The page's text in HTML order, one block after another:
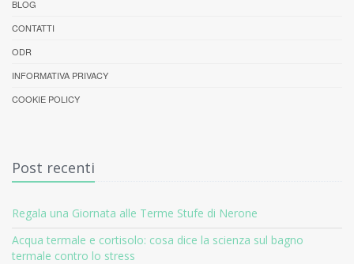
BLOG
CONTATTI
ODR
INFORMATIVA PRIVACY
COOKIE POLICY
Post recenti
Regala una Giornata alle Terme Stufe di Nerone
Acqua termale e cortisolo: cosa dice la scienza sul bagno
termale contro lo stress